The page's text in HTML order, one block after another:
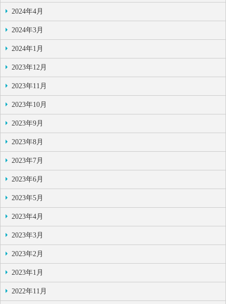
2024年4月
2024年3月
2024年1月
2023年12月
2023年11月
2023年10月
2023年9月
2023年8月
2023年7月
2023年6月
2023年5月
2023年4月
2023年3月
2023年2月
2023年1月
2022年11月